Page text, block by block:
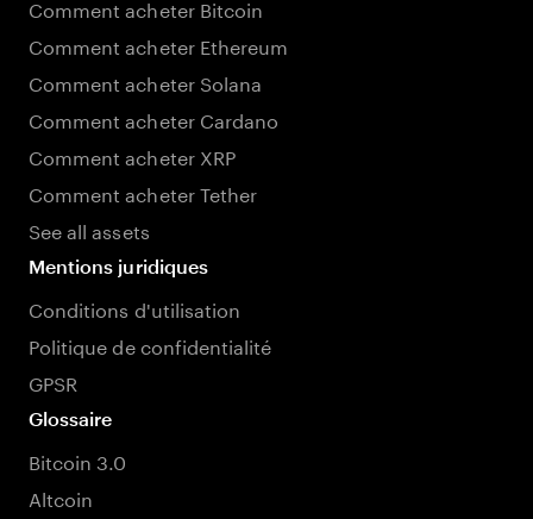
Comment acheter Bitcoin
Comment acheter Ethereum
Comment acheter Solana
Comment acheter Cardano
Comment acheter XRP
Comment acheter Tether
See all assets
Mentions juridiques
Conditions d'utilisation
Politique de confidentialité
GPSR
Glossaire
Bitcoin 3.0
Altcoin